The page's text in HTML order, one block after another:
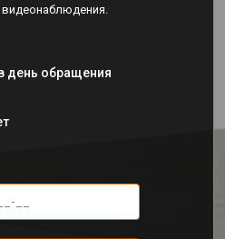
день обращения